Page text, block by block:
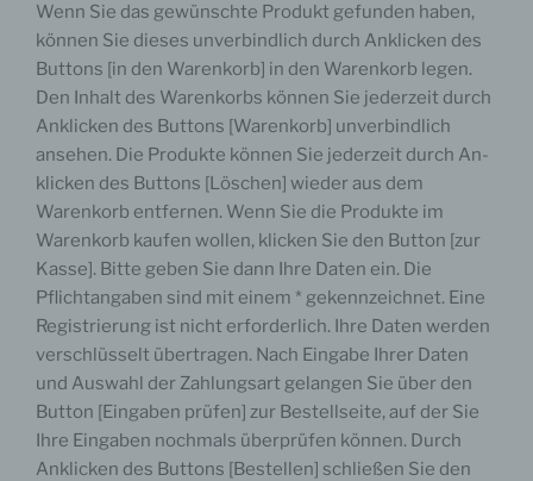
Wenn Sie das gewünschte Produkt gefunden haben,
können Sie dieses unverbindlich durch Anklicken des
Buttons [in den Warenkorb] in den Warenkorb legen.
Den Inhalt des Warenkorbs können Sie jederzeit durch
Anklicken des Buttons [Warenkorb] unverbindlich
ansehen. Die Produkte können Sie jederzeit durch An-
klicken des Buttons [Löschen] wieder aus dem
Warenkorb entfernen. Wenn Sie die Produkte im
Warenkorb kaufen wollen, klicken Sie den Button [zur
Kasse]. Bitte geben Sie dann Ihre Daten ein. Die
Pflichtangaben sind mit einem * gekennzeichnet. Eine
Registrierung ist nicht erforderlich. Ihre Daten werden
verschlüsselt übertragen. Nach Eingabe Ihrer Daten
und Auswahl der Zahlungsart gelangen Sie über den
Button [Eingaben prüfen] zur Bestellseite, auf der Sie
Ihre Eingaben nochmals überprüfen können. Durch
Anklicken des Buttons [Bestellen] schließen Sie den
Empfänger ist eine natürliche oder juristische Person,
Behörde, Einrichtung oder andere Stelle, der
personenbezogene Daten offengelegt werden,
unabhängig davon, ob es sich bei ihr um einen Dritten
handelt oder nicht. Behörden, die im Rahmen eines
bestimmten Untersuchungsauftrags nach dem
Unionsrecht oder dem Recht der Mitgliedstaaten
möglicherweise personenbezogene Daten erhalten,
gelten jedoch nicht als Empfänger.
j) Dritter
Dritter ist eine natürliche oder juristische Person,
Behörde, Einrichtung oder andere Stelle außer der
betroffenen Person, dem Verantwortlichen, dem
Auftragsverarbeiter und den Personen, die unter der
unmittelbaren Verantwortung des Verantwortlichen oder
des Auftragsverarbeiters befugt sind, die
personenbezogenen Daten zu verarbeiten.